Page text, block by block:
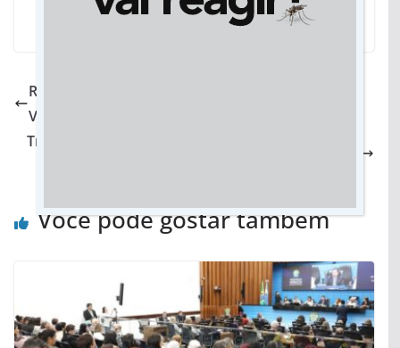
Representada em conselho estadual, Saúde de
Vicentina participa de fórum do Judiciário de MS
Trabalho invisível das mães expõe sobrecarga na
Você pode gostar também